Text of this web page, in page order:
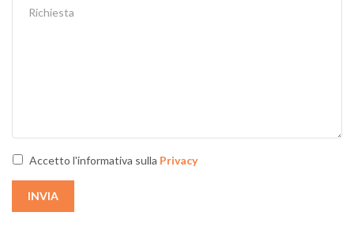
Accetto l'informativa sulla Privacy
INVIA